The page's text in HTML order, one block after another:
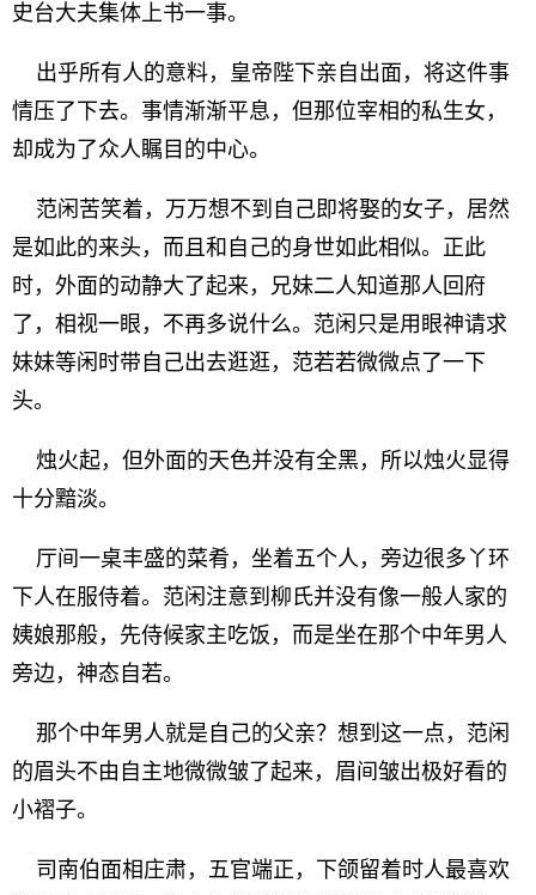
史台大夫集体上书一事。
出乎所有人的意料，皇帝陛下亲自出面，将这件事
情压了下去。事情渐渐平息，但那位宰相的私生女，
却成为了众人瞩目的中心。
范闲苦笑着，万万想不到自己即将娶的女子，居然
是如此的来头，而且和自己的身世如此相似。正此
时，外面的动静大了起来，兄妹二人知道那人回府
了，相视一眼，不再多说什么。范闲只是用眼神请求
妹妹等闲时带自己出去逛逛，范若若微微点了一下
头。
烛火起，但外面的天色并没有全黑，所以烛火显得
十分黯淡。
厅间一桌丰盛的菜肴，坐着五个人，旁边很多丫环
下人在服侍着。范闲注意到柳氏并没有像一般人家的
姨娘那般，先侍候家主吃饭，而是坐在那个中年男人
旁边，神态自若。
那个中年男人就是自己的父亲？想到这一点，范闲
的眉头不由自主地微微皱了起来，眉间皱出极好看的
小褶子。
司南伯面相庄肃，五官端正，下颌留着时人最喜欢